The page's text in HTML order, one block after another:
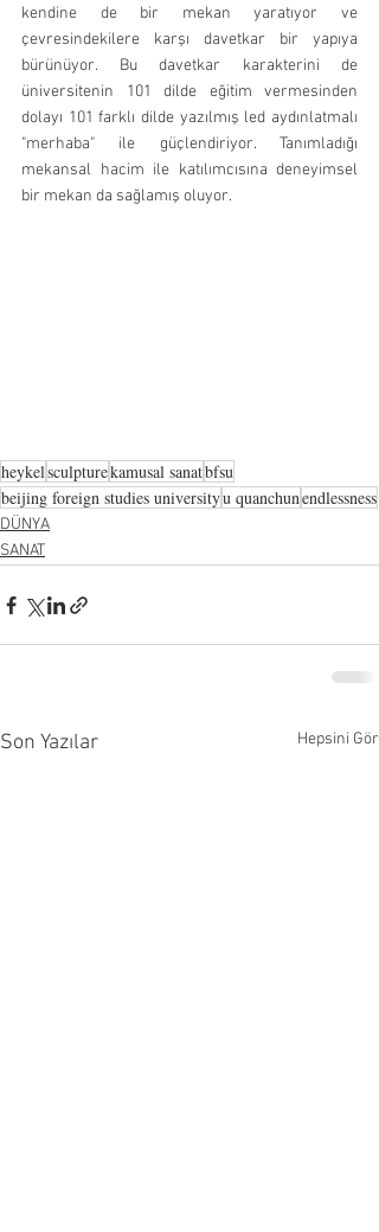
kendine de bir mekan yaratıyor ve
çevresindekilere karşı davetkar bir yapıya
bürünüyor. Bu davetkar karakterini de
üniversitenin 101 dilde eğitim vermesinden
dolayı 101 farklı dilde yazılmış led aydınlatmalı
"merhaba" ile güçlendiriyor. Tanımladığı
mekansal hacim ile katılımcısına deneyimsel
bir mekan da sağlamış oluyor.
heykelsculpturekamusal sanatbfsu
beijing foreign studies universityu quanchunendlessness
DÜNYA
SANAT
Son Yazılar Hepsini Gör